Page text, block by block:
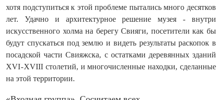
хотя подступиться к этой проблеме пытались много десятков
лет. Удачно и архитектурное решение музея - внутри
искусственного холма на берегу Свияги, посетители как бы
будут спускаться под землю и видеть результаты раскопок в
посадской части Свияжска, с остатками деревянных зданий
XVI - XVIII столетий, и многочисленные находки, сделанные
на этой территории.